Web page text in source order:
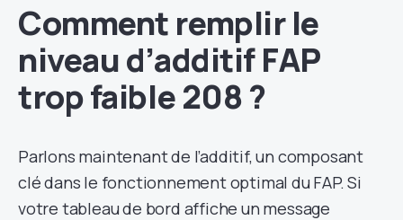
Comment remplir le
niveau d’additif FAP
trop faible 208 ?
Parlons maintenant de l’additif, un composant
clé dans le fonctionnement optimal du FAP. Si
votre tableau de bord affiche un message